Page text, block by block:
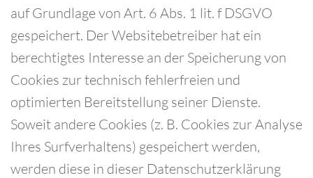
auf Grundlage von Art. 6 Abs. 1 lit. f DSGVO
gespeichert. Der Websitebetreiber hat ein
berechtigtes Interesse an der Speicherung von
Cookies zur technisch fehlerfreien und
optimierten Bereitstellung seiner Dienste.
Soweit andere Cookies (z. B. Cookies zur Analyse
Ihres Surfverhaltens) gespeichert werden,
werden diese in dieser Datenschutzerklärung